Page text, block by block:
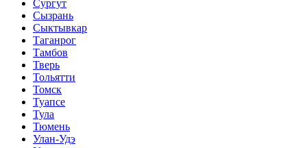
Сургут
Сызрань
Сыктывкар
Таганрог
Тамбов
Тверь
Тольятти
Томск
Туапсе
Тула
Тюмень
Улан-Удэ